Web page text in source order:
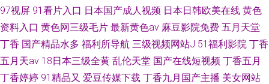
97视屏 91看片入口 日本国产成人视频 日本日韩欧美在线 黄色
资料入口 黄色网三级毛片 最新黄色av 麻豆影院免费 五月天堂
丁香 国产精品水多 福利所导航 三级视频网站J 51福利影院 丁香
五月天av 18日本三级全黄 乱伦天堂 国产在线短视频 丁香五月
丁香婷婷 91精品又 爱豆传媒下载 丁香九月国产主播 美女网站